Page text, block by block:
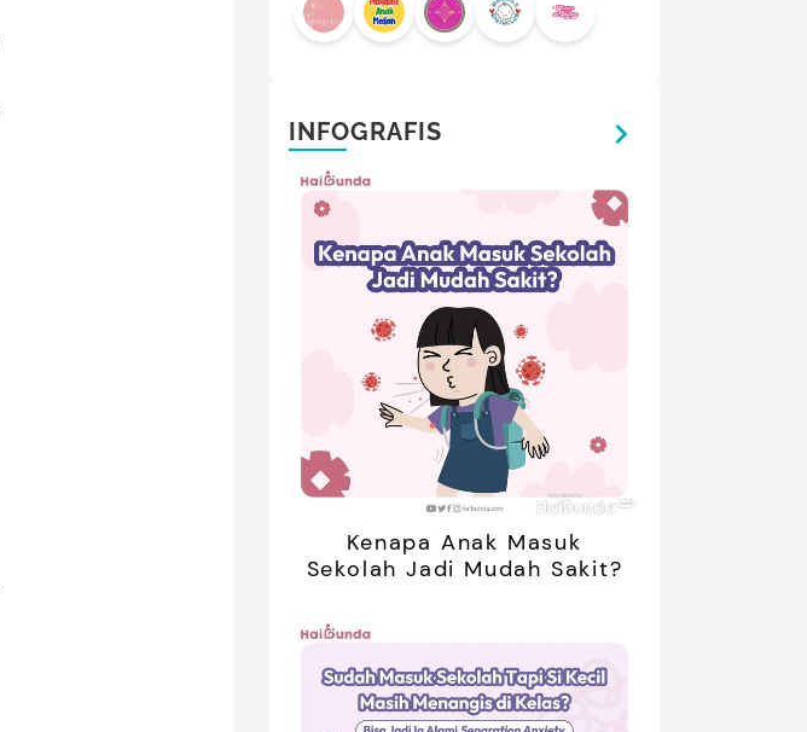
INFOGRAFIS
Kenapa Anak Masuk
Sekolah Jadi Mudah Sakit?